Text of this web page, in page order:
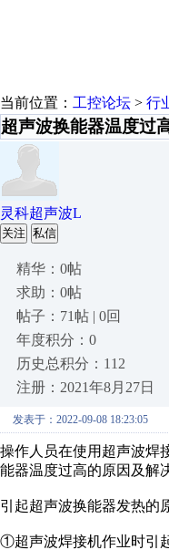
当前位置： 工控论坛 > 行
超声波换能器温度过
灵科超声波L
关注 私信
精华：0帖
求助：0帖
帖子：71帖 | 0回
年度积分：0
历史总积分：112
注册：2021年8月27日
发表于：2022-09-08 18:23:05
操作人员在使用超声波焊
能器温度过高的原因及解
引起超声波换能器发热的
①超声波焊接机作业时引